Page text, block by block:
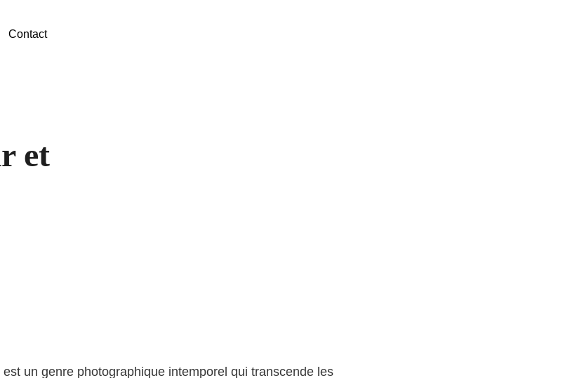
Contact
et
est un genre photographique intemporel qui transcende les